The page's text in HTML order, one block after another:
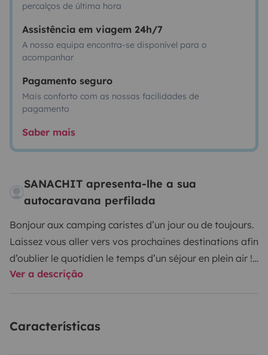
percalços de última hora
Assistência em viagem 24h/7
A nossa equipa encontra-se disponível para o
acompanhar
Pagamento seguro
Mais conforto com as nossas facilidades de
pagamento
Saber mais
SANACHIT apresenta-lhe a sua
autocaravana perfilada
Bonjour aux camping caristes d’un jour ou de toujours.
Laissez vous aller vers vos prochaines destinations afin
d’oublier le quotidien le temps d’un séjour en plein air !!
Nous vous proposons notre camping car pour préparer
bord de ce camping car profilé accueillant 7 passagers
Ver a descrição
Características